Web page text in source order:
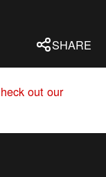
SHARE
out our